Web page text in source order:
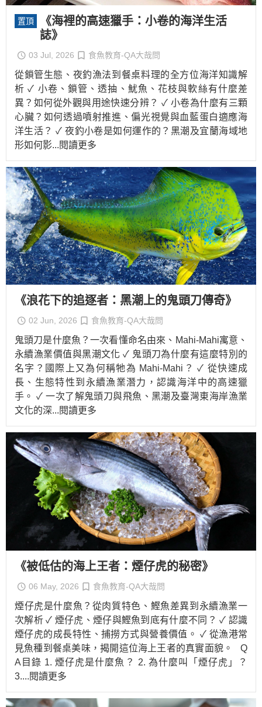
置頂
《海裡的高速獵手：小卷的海洋生活
誌》
03 Jul, 2026 食魚教育-QA大哉問
從鎖管生態、夜釣漁法到餐桌料理的全方位海洋知識解
析 ✓ 小卷、鎖管、透抽、魷魚、花枝與軟絲有什麼差
異？如何從外觀與用途快速分辨？ ✓ 小卷為什麼有三顆
心臟？如何透過噴射推進、偏光視覺與血藍蛋白適應海
洋生活？ ✓ 夜釣小卷是如何運作的？黑潮及宜蘭海域地
形如何影...閱讀更多
《浪花下的追逐者：黑潮上的鬼頭刀傳奇》
02 Jun, 2026 食魚教育-QA大哉問
鬼頭刀是什麼魚？一次看懂命名由來、Mahi-Mahi寓意、
永續漁業價值與黑潮文化 ✓ 鬼頭刀為什麼有這麼特別的
名字？國際上又為何稱牠為 Mahi-Mahi？ ✓ 從快速成
長、生態特性到永續漁業潛力，認識海洋中的高速獵
手。 ✓ 一次了解鬼頭刀與飛魚、黑潮及臺灣東海岸漁業
文化的深...閱讀更多
《被低估的海上王者：煙仔虎的秘密》
06 May, 2026 食魚教育-QA大哉問
煙仔虎是什麼魚？從肉質特色、鰹魚差異到永續漁業一
次解析 ✓ 煙仔虎、煙仔與鰹魚到底有什麼不同？ ✓ 認識
煙仔虎的成長特性、捕撈方式與營養價值。 ✓ 從漁港常
見魚種到餐桌美味，揭開這位海上王者的真實面貌。 Q
A目錄 1. 煙仔虎是什麼魚？ 2. 為什麼叫「煙仔虎」？
3....閱讀更多